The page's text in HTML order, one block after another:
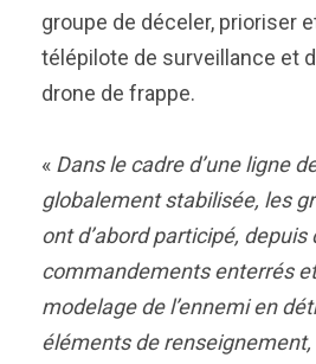
groupe de déceler, prioriser
télépilote de surveillance et
drone de frappe.
« Dans le cadre d’une ligne
globalement stabilisée, les
ont d’abord participé, depuis
commandements enterrés
modelage de l’ennemi en
éléments de